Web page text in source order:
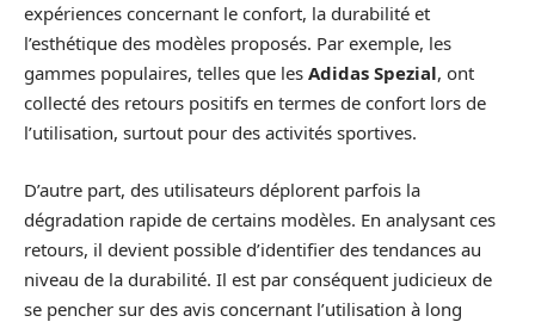
expériences concernant le confort, la durabilité et
l’esthétique des modèles proposés. Par exemple, les
gammes populaires, telles que les Adidas Spezial, ont
collecté des retours positifs en termes de confort lors de
l’utilisation, surtout pour des activités sportives.
D’autre part, des utilisateurs déplorent parfois la
dégradation rapide de certains modèles. En analysant ces
retours, il devient possible d’identifier des tendances au
niveau de la durabilité. Il est par conséquent judicieux de
se pencher sur des avis concernant l’utilisation à long